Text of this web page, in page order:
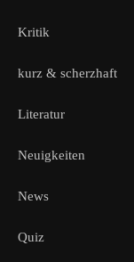
Kritik
kurz & scherzhaft
Literatur
Neuigkeiten
News
Quiz